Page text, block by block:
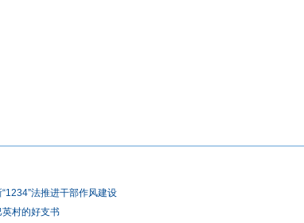
法推进干部作风建设
英村的好支书